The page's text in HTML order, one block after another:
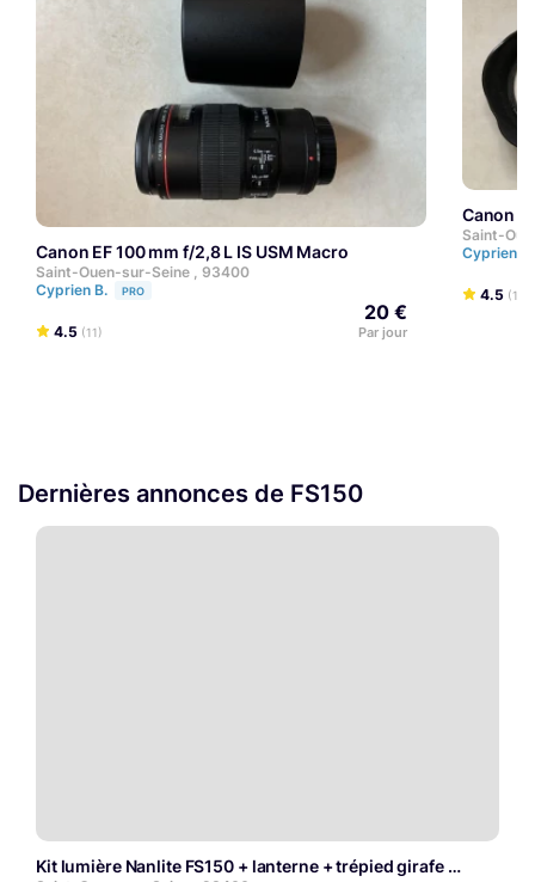
Canon EF 100 mm f/2,8 L IS USM Macro
Saint-Ouen-sur-Seine , 93400
Cyprien B.
PRO
4.5 (11)
20 €
Par jour
Canon
Saint-
Cyprien
4.5 (11)
Dernières annonces de FS150
Kit lumière Nanlite FS150 + lanterne + trépied girafe